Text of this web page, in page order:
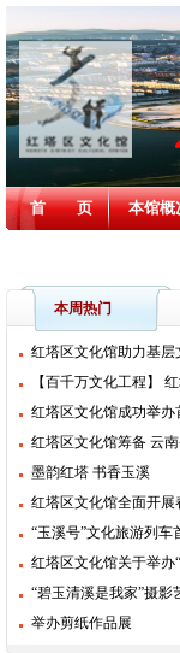
首 页 本馆概
本周热门
红塔区文化馆助力基层
【百千万文化工程】
红塔区文化馆成功举办
红塔区文化馆筹备 云
墨韵红塔 书香玉溪
红塔区文化馆全面开展
“玉溪号”文化旅游列车
红塔区文化馆关于举办
“碧玉清溪是我家”摄影
举办剪纸作品展